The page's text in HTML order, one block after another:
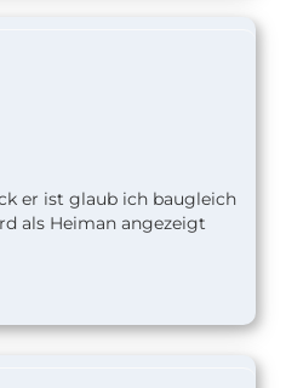
er ist glaub ich baugleich
als Heiman angezeigt